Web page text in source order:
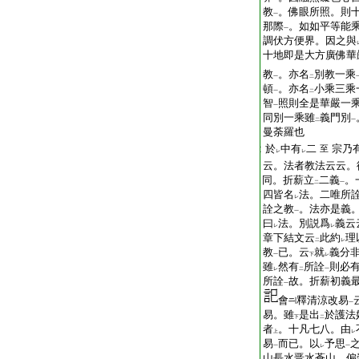
教一。佛眼所照。則
那際一。如如平等能
調伏方便界。因之與
十地即是大方廣佛
教一。亦名 二 別教一乘
頓一。亦名 二小乘三乘
智一照則全是華嚴一
同別一乘雖二義門別 一
曼荼羅也
T2345_.73.0660c09: 於レ中有レ二 至 宗乃
云。法者教法云云。
同。折薪立 二二義一。
四皆名 レ法。二唯所
詮之教一。法亦是義
曰 レ法。別説爲レ義云
章下結文云 二 此約 レ理
教一已。云下就レ義分
雖レ然有二 所詮一則必
所詮一故。折薪初義
會 釋清涼改易一
易。雖下是出 二於護法
者 上 。十凡七八。由 レ
易一而已。以 レ予思一